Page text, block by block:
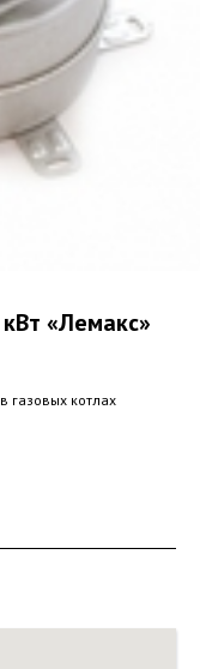
«Лемакс»
газовых котлах